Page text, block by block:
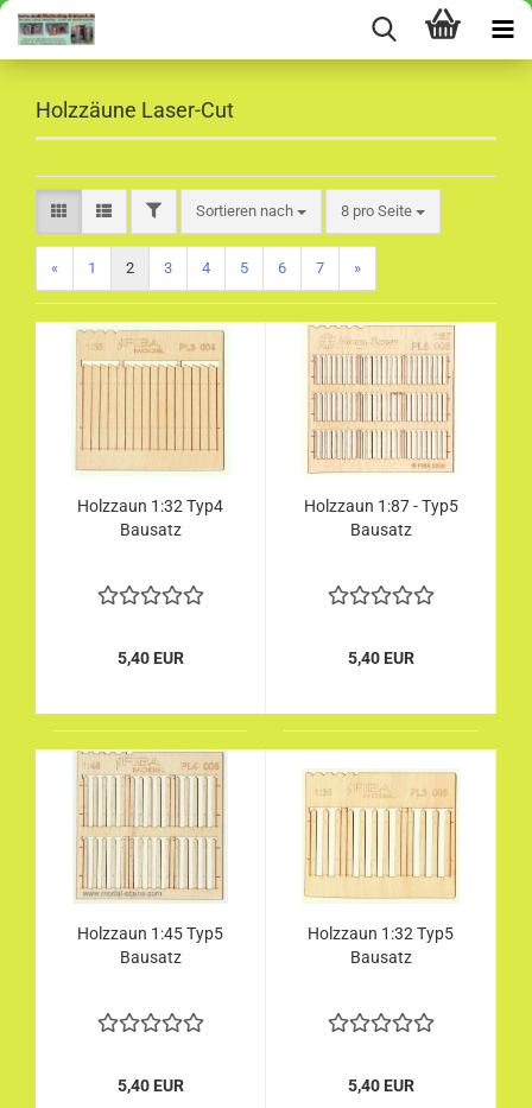
Holzzäune Laser-Cut
FILTERSortieren nach
Sortieren nach 8 pro Seite
pro Seite
« 1 2 3 4 5 6 7 »
Holzzaun 1:32 Typ4
Bausatz
5,40 EUR
Holzzaun 1:87 - Typ5
Bausatz
5,40 EUR
Holzzaun 1:45 Typ5
Bausatz
5,40 EUR
Holzzaun 1:32 Typ5
Bausatz
5,40 EUR